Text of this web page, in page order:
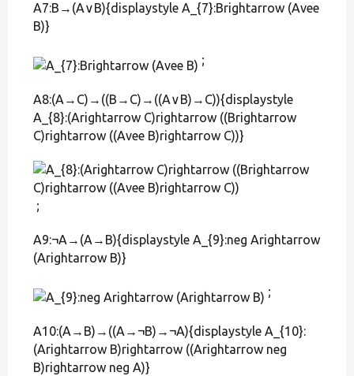
A7:B→(A∨B){displaystyle A_{7}:Brightarrow (Avee
B)}
;
A8:(A→C)→((B→C)→((A∨B)→C)){displaystyle
A_{8}:(Arightarrow C)rightarrow ((Brightarrow
C)rightarrow ((Avee B)rightarrow C))}
;
A9:¬A→(A→B){displaystyle A_{9}:neg Arightarrow
(Arightarrow B)}
;
A10:(A→B)→((A→¬B)→¬A){displaystyle A_{10}:
(Arightarrow B)rightarrow ((Arightarrow neg
B)rightarrow neg A)}